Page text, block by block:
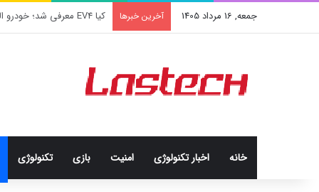
جمعه, 16 مرداد 1405 آخرین خبرها کشف جدید دانشمندان: برخی
خانه اخبار تکنولوژی امنيت بازی تکنولوژی